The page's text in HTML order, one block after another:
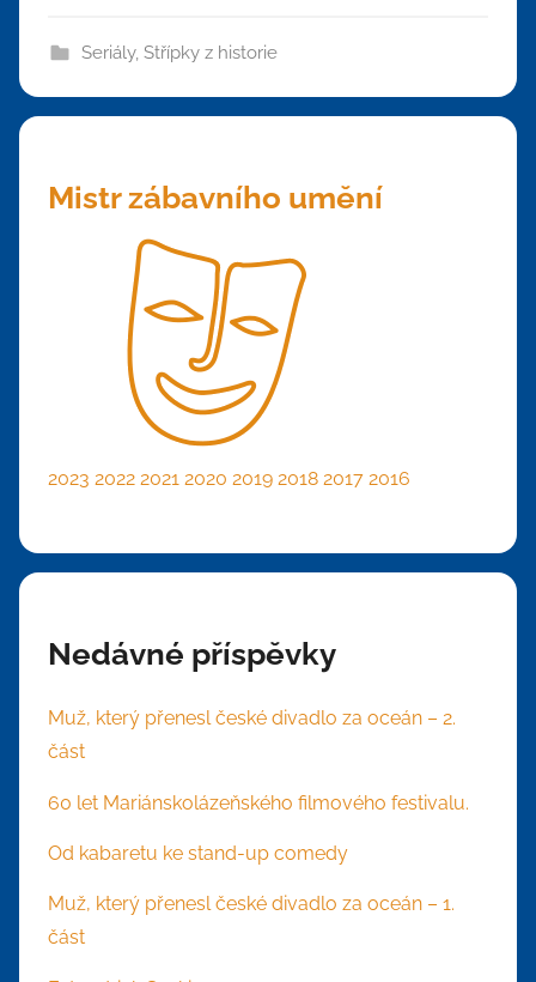
Seriály, Střípky z historie
Mistr zábavního umění
2023 2022 2021 2020 2019 2018 2017 2016
Nedávné příspěvky
Muž, který přenesl české divadlo za oceán – 2.
část
60 let Mariánskolázeňského filmového festivalu.
Od kabaretu ke stand-up comedy
Muž, který přenesl české divadlo za oceán – 1.
část